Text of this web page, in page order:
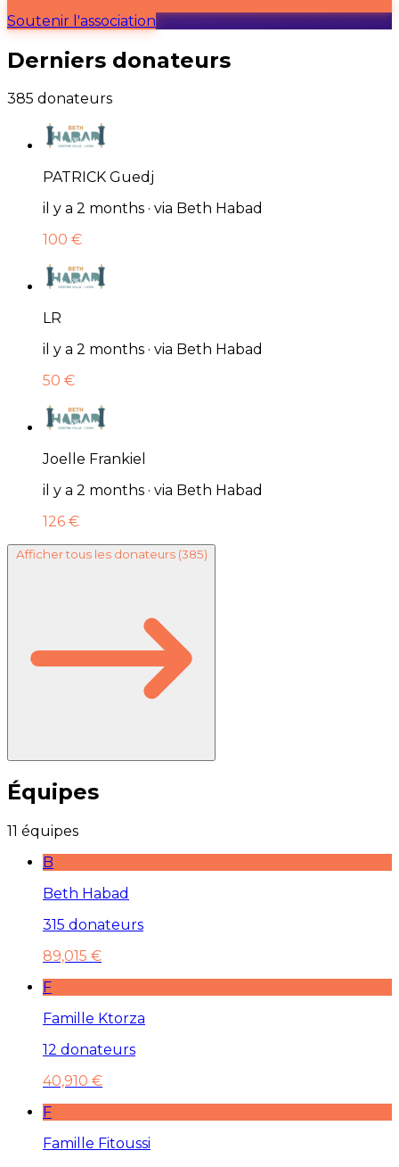
Soutenir l'association
Derniers donateurs
385 donateurs
PATRICK Guedj
il y a 2 months · via Beth Habad
100 €
LR
il y a 2 months · via Beth Habad
50 €
Joelle Frankiel
il y a 2 months · via Beth Habad
126 €
Afficher tous les donateurs (385)
Équipes
11 équipes
B
Beth Habad
315 donateurs
89,015 €
F
Famille Ktorza
12 donateurs
40,910 €
F
Famille Fitoussi